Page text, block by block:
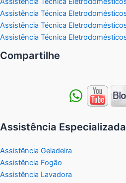
Assistência Técnica
Assistência Técnica
Assistência Técnica
Compartilhe
Assistência Especializada
Assistência Geladeira
Assistência Fogão
Assistência Lavadora